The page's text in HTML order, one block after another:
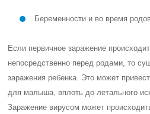
Беременности и во время
Если первичное заражение
непосредственно перед родами, то
заражения ребенка. Это может
для малыша, вплоть до летального
Заражение вирусом может